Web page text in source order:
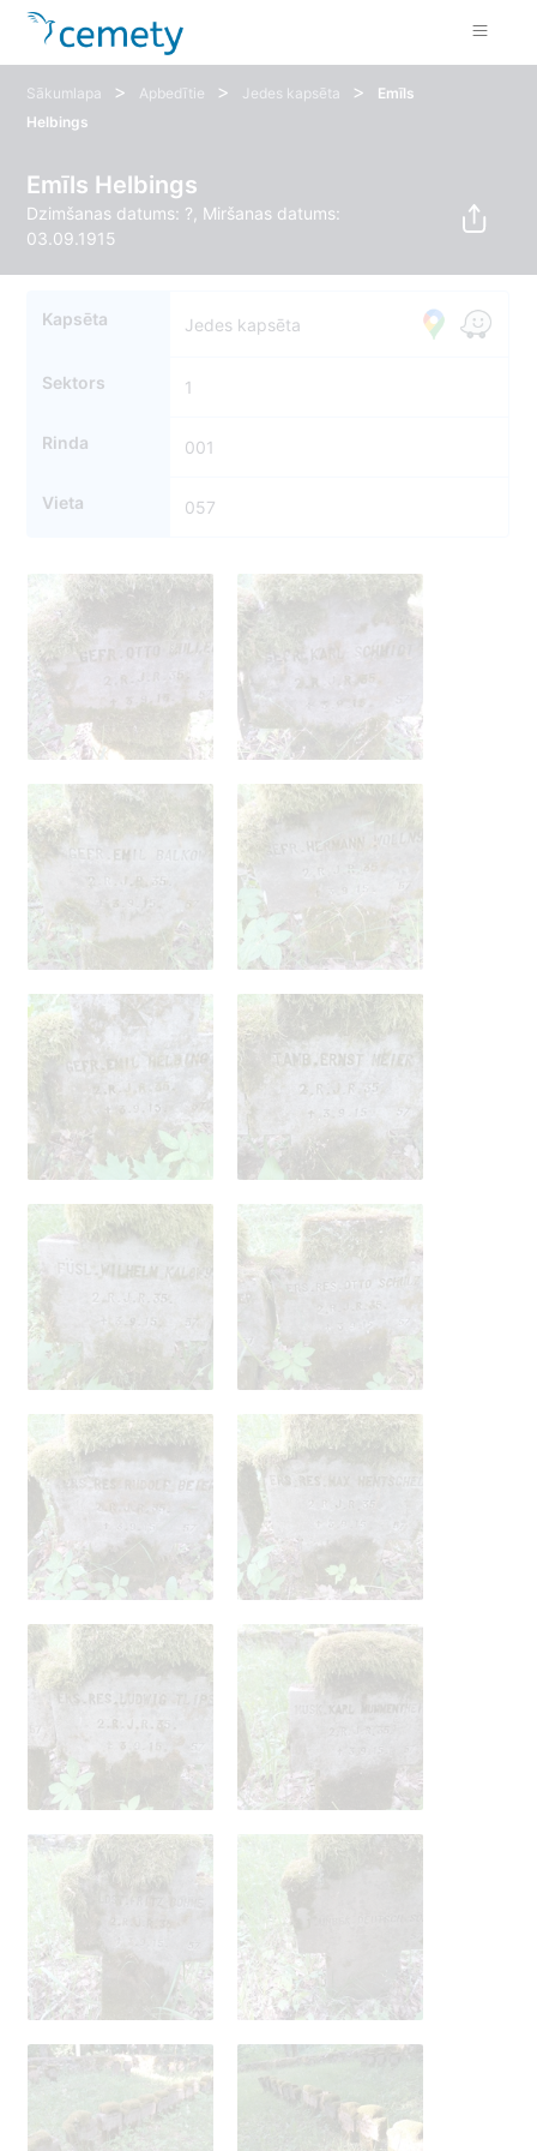
Sākumlapa > Apbedītie > Jedes kapsēta >
Emīls
Helbings
Emīls Helbings
Dzimšanas datums: ?, Miršanas datums:
03.09.1915
Kapsēta Jedes kapsēta
Sektors 1
Rinda 001
Vieta 057